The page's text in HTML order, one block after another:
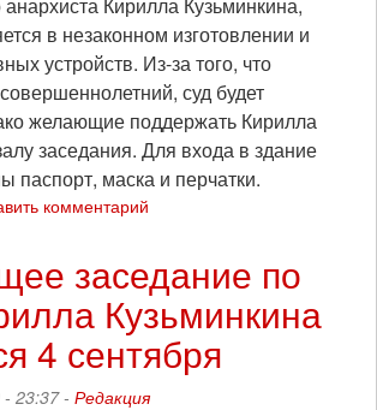
в незаконном изготовлении и
устройств. Из-за того, что
суд будет
желающие поддержать Кирилла
заседания. Для входа в здание
паспорт, маска и перчатки.
комментарий
заседание по
Кузьминкина
4 сентября
23:37 - Редакция